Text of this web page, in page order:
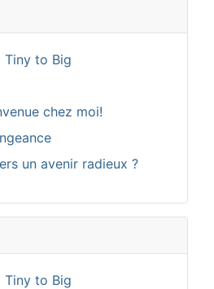
Tiny to Big
chez moi!
un avenir radieux ?
Tiny to Big